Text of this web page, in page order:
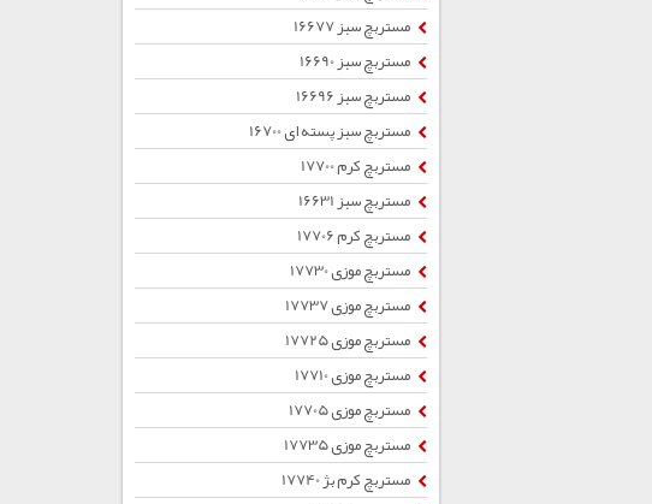
مستربچ سبز 16677
مستربچ سبز 16690
مستربچ سبز 16696
مستربچ سبز پسته ای 16700
مستربچ کرم 17700
مستربچ سبز 16631
مستربچ کرم 17706
مستربچ موزی 17730
مستربچ موزی 17737
مستربچ موزی 17725
مستربچ موزی 17710
مستربچ موزی 17705
مستربچ موزی 17735
مستربچ کرم بژ 17740